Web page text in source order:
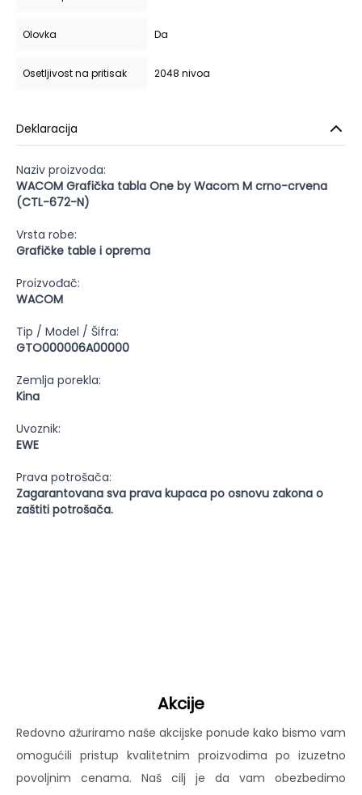
Olovka Da
Osetljivost na pritisak 2048 nivoa
Deklaracija
Naziv proizvoda:
WACOM Grafička tabla One by Wacom M crno-crvena
(CTL-672-N)
Vrsta robe:
Grafičke table i oprema
Proizvođač:
WACOM
Tip / Model / Šifra:
GTO000006A00000
Zemlja porekla:
Kina
Uvoznik:
EWE
Prava potrošača:
Zagarantovana sva prava kupaca po osnovu zakona o
zaštiti potrošača.
Akcije
Redovno ažuriramo naše akcijske ponude kako bismo vam
omogućili pristup kvalitetnim proizvodima po izuzetno
povoljnim cenama. Naš cilj je da vam obezbedimo